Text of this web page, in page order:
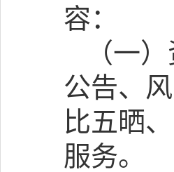
容：
（一
公告、
比五晒
服务。